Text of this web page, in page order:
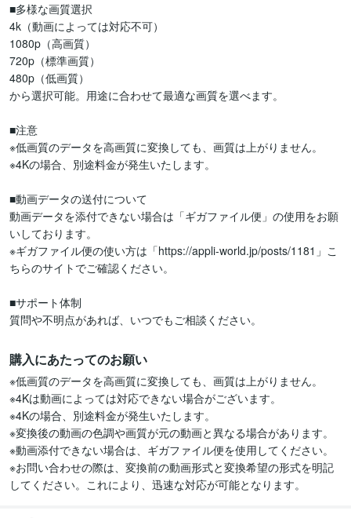
■多様な画質選択
4k（動画によっては対応不可）
1080p（高画質）
720p（標準画質）
480p（低画質）
から選択可能。用途に合わせて最適な画質を選べます。
■注意
※低画質のデータを高画質に変換しても、画質は上がりません。
※4Kの場合、別途料金が発生いたします。
■動画データの送付について
動画データを添付できない場合は「ギガファイル便」の使用をお願
いしております。
※ギガファイル便の使い方は「https://appli-world.jp/posts/1181」こ
ちらのサイトでご確認ください。
■サポート体制
質問や不明点があれば、いつでもご相談ください。
購入にあたってのお願い
※低画質のデータを高画質に変換しても、画質は上がりません。
※4Kは動画によっては対応できない場合がございます。
※4Kの場合、別途料金が発生いたします。
※変換後の動画の色調や画質が元の動画と異なる場合があります。
※動画添付できない場合は、ギガファイル便を使用してください。
※お問い合わせの際は、変換前の動画形式と変換希望の形式を明記
してください。これにより、迅速な対応が可能となります。